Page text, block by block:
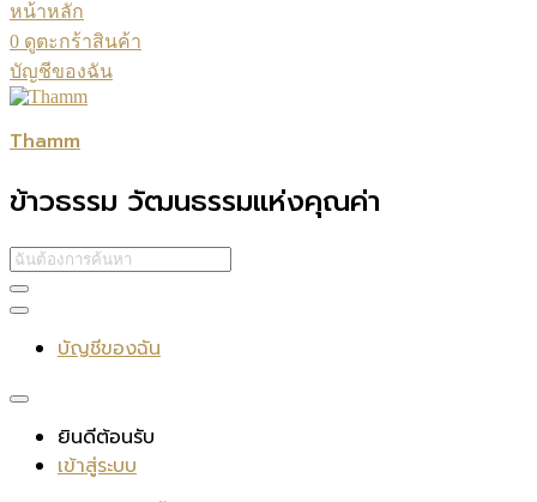
หน้าหลัก
0 ดูตะกร้าสินค้า
บัญชีของฉัน
Thamm
ข้าวธรรม วัฒนธรรมแห่งคุณค่า
บัญชีของฉัน
ยินดีต้อนรับ
เข้าสู่ระบบ